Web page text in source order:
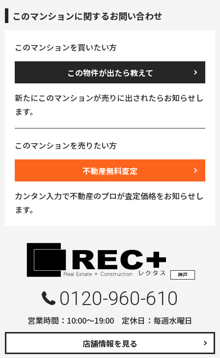
このマンションに関するお問い合わせ
このマンションを買いたい方
この物件が出たら教えて
新たにこのマンションが売りに出されたらお知らせし
ます。
このマンションを売りたい方
不動産無料査定
カンタン入力で不動産のプロが査定価格をお知らせし
ます。
神戸
0120-960-610
営業時間：10:00〜19:00 定休日：毎週水曜日
店舗情報を見る